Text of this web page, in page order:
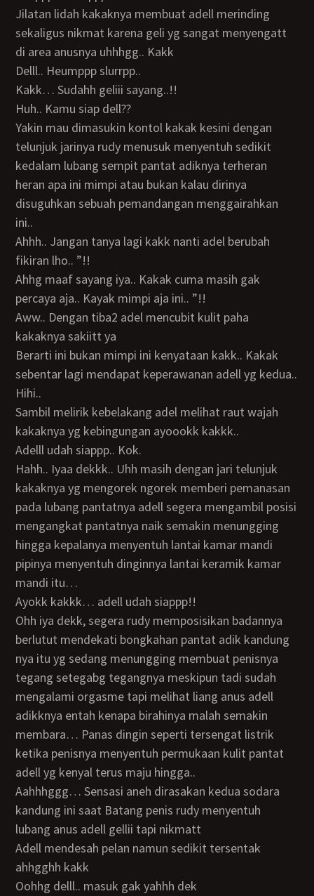
Jilatan lidah kakaknya membuat adell merinding
sekaligus nikmat karena geli yg sangat menyengatt
di area anusnya uhhhgg.. Kakk
Delll.. Heumppp slurrpp..
Kakk… Sudahh geliii sayang..!!
Huh.. Kamu siap dell??
Yakin mau dimasukin kontol kakak kesini dengan
telunjuk jarinya rudy menusuk menyentuh sedikit
kedalam lubang sempit pantat adiknya terheran
heran apa ini mimpi atau bukan kalau dirinya
disuguhkan sebuah pemandangan menggairahkan
ini..
Ahhh.. Jangan tanya lagi kakk nanti adel berubah
fikiran lho.. ”!!
Ahhg maaf sayang iya.. Kakak cuma masih gak
percaya aja.. Kayak mimpi aja ini.. ”!!
Aww.. Dengan tiba2 adel mencubit kulit paha
kakaknya sakiitt ya
Berarti ini bukan mimpi ini kenyataan kakk.. Kakak
sebentar lagi mendapat keperawanan adell yg kedua..
Hihi..
Sambil melirik kebelakang adel melihat raut wajah
kakaknya yg kebingungan ayoookk kakkk..
Adelll udah siappp.. Kok.
Hahh.. Iyaa dekkk.. Uhh masih dengan jari telunjuk
kakaknya yg mengorek ngorek memberi pemanasan
pada lubang pantatnya adell segera mengambil posisi
mengangkat pantatnya naik semakin menungging
hingga kepalanya menyentuh lantai kamar mandi
pipinya menyentuh dinginnya lantai keramik kamar
mandi itu…
Ayokk kakkk… adell udah siappp!!
Ohh iya dekk, segera rudy memposisikan badannya
berlutut mendekati bongkahan pantat adik kandung
nya itu yg sedang menungging membuat penisnya
tegang setegabg tegangnya meskipun tadi sudah
mengalami orgasme tapi melihat liang anus adell
adikknya entah kenapa birahinya malah semakin
membara… Panas dingin seperti tersengat listrik
ketika penisnya menyentuh permukaan kulit pantat
adell yg kenyal terus maju hingga..
Aahhhggg… Sensasi aneh dirasakan kedua sodara
kandung ini saat Batang penis rudy menyentuh
lubang anus adell gellii tapi nikmatt
Adell mendesah pelan namun sedikit tersentak
ahhgghh kakk
Oohhg delll.. masuk gak yahhh dek